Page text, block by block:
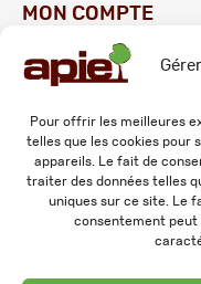
Pour offrir les meilleures
telles que les cookies pour
appareils. Le fait de
traiter des données telles
uniques sur ce site. Le
consentement
MON COMPTE
Commandes
Adresses
Mes informations